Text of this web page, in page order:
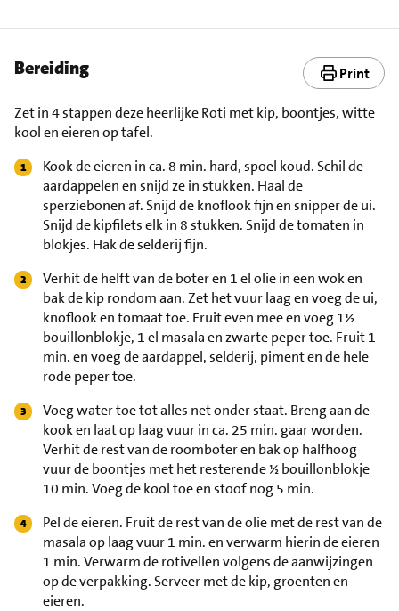
Bereiding Print
Zet in 4 stappen deze heerlijke Roti met kip, boontjes, witte
kool en eieren op tafel.
Kook de eieren in ca. 8 min. hard, spoel koud. Schil de
aardappelen en snijd ze in stukken. Haal de
sperziebonen af. Snijd de knoflook fijn en snipper de ui.
Snijd de kipfilets elk in 8 stukken. Snijd de tomaten in
blokjes. Hak de selderij fijn.
Verhit de helft van de boter en 1 el olie in een wok en
bak de kip rondom aan. Zet het vuur laag en voeg de ui,
knoflook en tomaat toe. Fruit even mee en voeg 1½
bouillonblokje, 1 el masala en zwarte peper toe. Fruit 1
min. en voeg de aardappel, selderij, piment en de hele
rode peper toe.
Voeg water toe tot alles net onder staat. Breng aan de
kook en laat op laag vuur in ca. 25 min. gaar worden.
Verhit de rest van de roomboter en bak op halfhoog
vuur de boontjes met het resterende ½ bouillonblokje
10 min. Voeg de kool toe en stoof nog 5 min.
Pel de eieren. Fruit de rest van de olie met de rest van de
masala op laag vuur 1 min. en verwarm hierin de eieren
1 min. Verwarm de rotivellen volgens de aanwijzingen
op de verpakking. Serveer met de kip, groenten en
eieren.